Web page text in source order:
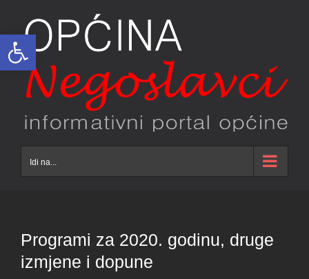
Open toolbar
content
Idi na...
Programi za 2020. godinu, druge
izmjene i dopune